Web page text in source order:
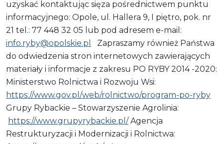
uzyskać kontaktując sięza pośrednictwem punktu
informacyjnego: Opole, ul. Hallera 9, I piętro, pok. nr
21 tel.: 77 448 32 05 lub pod adresem e-mail:
info.ryby@opolskie.pl
Zapraszamy również Państwa
do odwiedzenia stron internetowych zawierających
materiały i informacje z zakresu PO RYBY 2014 -2020:
Ministerstwo Rolnictwa i Rozwoju Wsi:
https://www.gov.pl/web/rolnictwo/program-po-ryby
Grupy Rybackie – Stowarzyszenie Agrolinia:
https://www.grupyrybackie.pl/Agencja
Restrukturyzacji i Modernizacji i Rolnictwa: